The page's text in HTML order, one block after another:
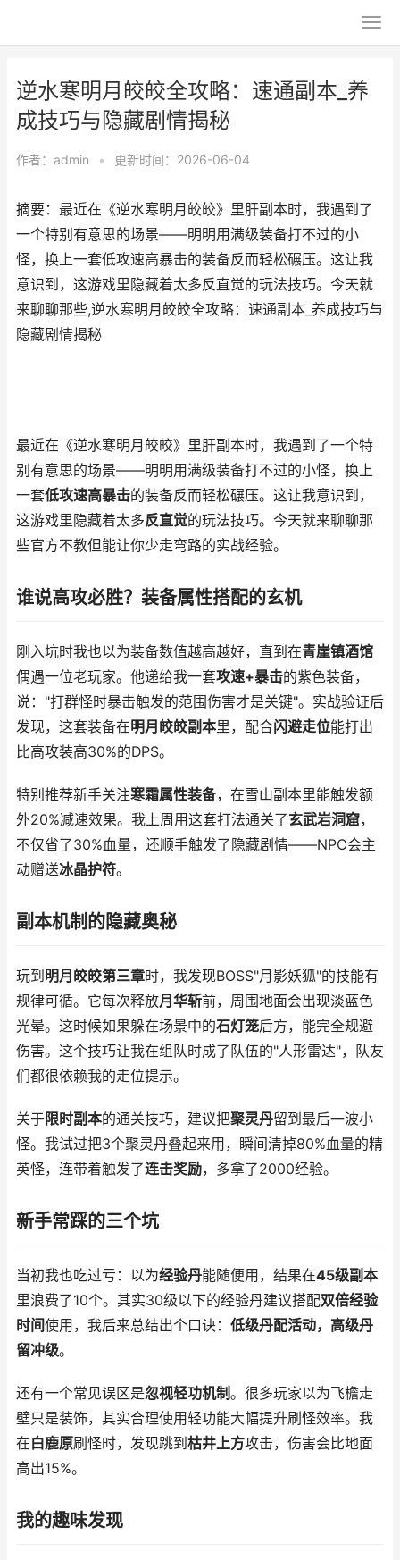
逆水寒明月皎皎全攻略：速通副本_养
成技巧与隐藏剧情揭秘
作者： admin • 更新时间：2026-06-04
摘要：最近在《逆水寒明月皎皎》里肝副本时，我遇到了
一个特别有意思的场景——明明用满级装备打不过的小
怪，换上一套低攻速高暴击的装备反而轻松碾压。这让我
意识到，这游戏里隐藏着太多反直觉的玩法技巧。今天就
来聊聊那些,逆水寒明月皎皎全攻略：速通副本_养成技巧与
隐藏剧情揭秘
最近在《逆水寒明月皎皎》里肝副本时，我遇到了一个特
别有意思的场景——明明用满级装备打不过的小怪，换上
一套低攻速高暴击的装备反而轻松碾压。这让我意识到，
这游戏里隐藏着太多反直觉的玩法技巧。今天就来聊聊那
些官方不教但能让你少走弯路的实战经验。
谁说高攻必胜？装备属性搭配的玄机
刚入坑时我也以为装备数值越高越好，直到在青崖镇酒馆
偶遇一位老玩家。他递给我一套攻速+暴击的紫色装备，
说："打群怪时暴击触发的范围伤害才是关键"。实战验证后
发现，这套装备在明月皎皎副本里，配合闪避走位能打出
比高攻装高30%的DPS。
特别推荐新手关注寒霜属性装备，在雪山副本里能触发额
外20%减速效果。我上周用这套打法通关了玄武岩洞窟，
不仅省了30%血量，还顺手触发了隐藏剧情——NPC会主
动赠送冰晶护符。
副本机制的隐藏奥秘
玩到 明月皎皎第三章时，我发现BOSS"月影妖狐"的技能有
规律可循。它每次释放月华斩前，周围地面会出现淡蓝色
光晕。这时候如果躲在场景中的石灯笼后方，能完全规避
伤害。这个技巧让我在组队时成了队伍的"人形雷达"，队友
们都很依赖我的走位提示。
关于限时副本的通关技巧，建议把聚灵丹留到最后一波小
怪。我试过把3个聚灵丹叠起来用，瞬间清掉80%血量的精
英怪，连带着触发了连击奖励，多拿了2000经验。
新手常踩的三个坑
当初我也吃过亏：以为经验丹能随便用，结果在45级副本
里浪费了10个。其实30级以下的经验丹建议搭配双倍经验
时间使用，我后来总结出个口诀： 低级丹配活动，高级丹
留冲级。
还有一个常见误区是忽视轻功机制。很多玩家以为飞檐走
壁只是装饰，其实合理使用轻功能大幅提升刷怪效率。我
在白鹿原刷怪时，发现跳到 枯井上方攻击，伤害会比地面
高出15%。
我的趣味发现